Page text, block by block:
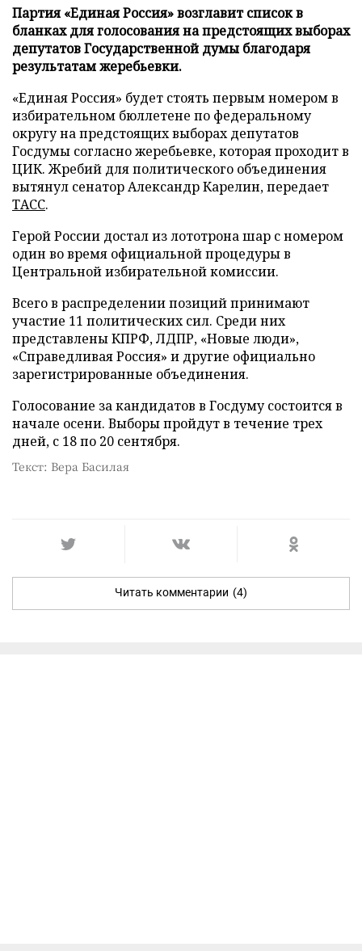
Партия «Единая Россия» возглавит список в
бланках для голосования на предстоящих выборах
депутатов Государственной думы благодаря
результатам жеребьевки.
«Единая Россия» будет стоять первым номером в
избирательном бюллетене по федеральному
округу на предстоящих выборах депутатов
Госдумы согласно жеребьевке, которая проходит в
ЦИК. Жребий для политического объединения
вытянул сенатор Александр Карелин, передает
ТАСС.
Герой России достал из лототрона шар с номером
один во время официальной процедуры в
Центральной избирательной комиссии.
Всего в распределении позиций принимают
участие 11 политических сил. Среди них
представлены КПРФ, ЛДПР, «Новые люди»,
«Справедливая Россия» и другие официально
зарегистрированные объединения.
Голосование за кандидатов в Госдуму состоится в
начале осени. Выборы пройдут в течение трех
дней, с 18 по 20 сентября.
Текст: Вера Басилая
Читать комментарии (4)